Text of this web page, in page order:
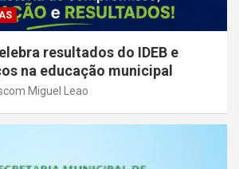
resultados do IDEB e
na educação municipal
Miguel Leao